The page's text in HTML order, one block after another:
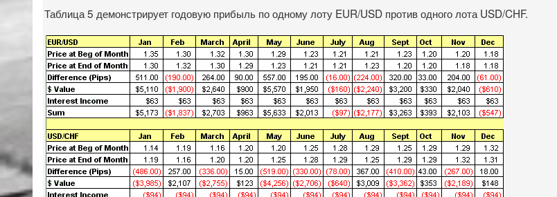
Таблица 5 демонстрирует годовую прибыль по одному лоту EUR/USD против одного лота USD/CHF.